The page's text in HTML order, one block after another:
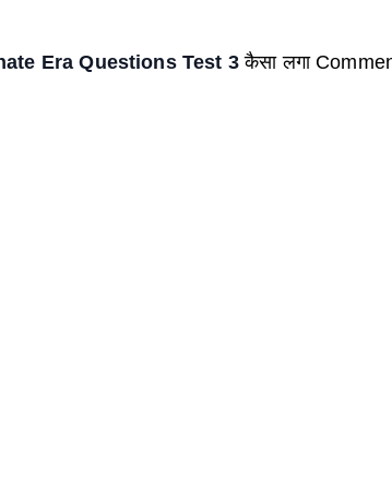
Era Questions Test 3 कैसा लगा